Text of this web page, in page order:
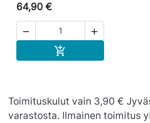
64,90 €
 

Toimituskulut vain 3,90 €
varastosta. Ilmainen toimitus